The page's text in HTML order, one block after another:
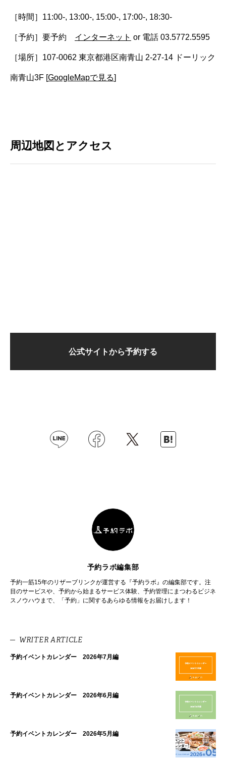
［時間］11:00-, 13:00-, 15:00-, 17:00-, 18:30-
［予約］要予約 インターネット or 電話 03.5772.5595
［場所］107-0062 東京都港区南青山 2-27-14 ドーリック
南青山3F [GoogleMapで見る]
周辺地図とアクセス
公式サイトから予約する
予約ラボ編集部
予約一筋15年のリザーブリンクが運営する『予約ラボ』の編集部です。注
目のサービスや、予約から始まるサービス体験、予約管理にまつわるビジネ
スノウハウまで、「予約」に関するあらゆる情報をお届けします！
WRITER ARTICLE
予約イベントカレンダー 2026年7月編
予約イベントカレンダー 2026年6月編
予約イベントカレンダー 2026年5月編